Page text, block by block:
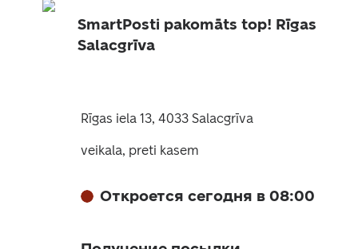
SmartPosti pakomāts top! Rīgas
Salacgrīva
Rīgas iela 13, 4033 Salacgrīva
veikala, preti kasem
Откроется сегодня в 08:00